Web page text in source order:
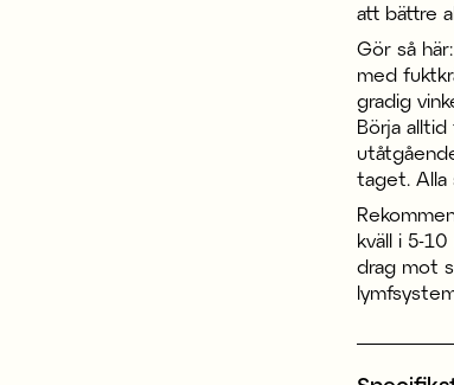
att bättre
Gör så
med
gradig
Börja
taget. Alla
kväll i 5-
drag mot